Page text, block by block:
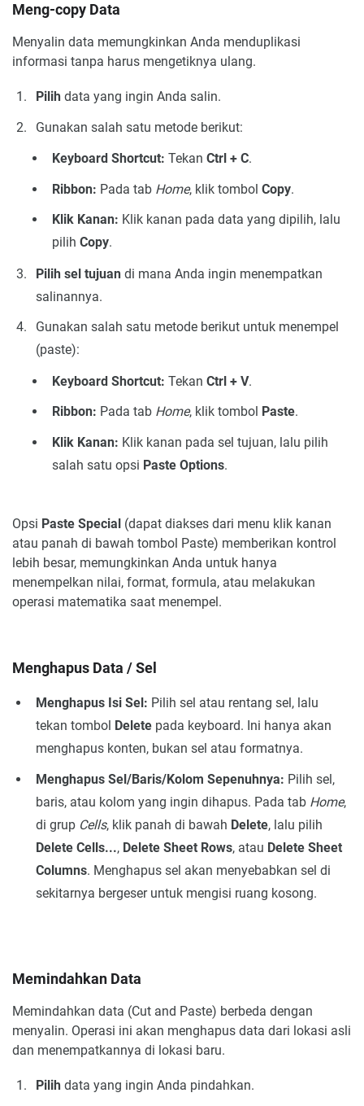
Meng-copy Data
Menyalin data memungkinkan Anda menduplikasi
informasi tanpa harus mengetiknya ulang.
Pilihdata yang ingin Anda salin.
Gunakan salah satu metode berikut:
Keyboard Shortcut: Tekan Ctrl + C.
Ribbon: Pada tab Home, klik tombol Copy.
Klik Kanan: Klik kanan pada data yang dipilih, lalu
pilih Copy.
Pilih sel tujuandi mana Anda ingin menempatkan
salinannya.
Gunakan salah satu metode berikut untuk menempel
(paste):
Keyboard Shortcut: Tekan Ctrl + V.
Ribbon: Pada tab Home, klik tombol Paste.
Klik Kanan: Klik kanan pada sel tujuan, lalu pilih
salah satu opsi Paste Options.
Opsi Paste Special (dapat diakses dari menu klik kanan
atau panah di bawah tombol Paste) memberikan kontrol
lebih besar, memungkinkan Anda untuk hanya
menempelkan nilai, format, formula, atau melakukan
operasi matematika saat menempel.
Menghapus Data / Sel
Menghapus Isi Sel: Pilih sel atau rentang sel, lalu
tekan tombol Deletepada keyboard. Ini hanya akan
menghapus konten, bukan sel atau formatnya.
Menghapus Sel/Baris/Kolom Sepenuhnya: Pilih sel,
baris, atau kolom yang ingin dihapus. Pada tab Home,
di grup Cells, klik panah di bawah Delete, lalu pilih
Delete Cells..., Delete Sheet Rows, atau Delete Sheet
Columns. Menghapus sel akan menyebabkan sel di
sekitarnya bergeser untuk mengisi ruang kosong.
Memindahkan Data
Memindahkan data (Cut and Paste) berbeda dengan
menyalin. Operasi ini akan menghapus data dari lokasi asli
dan menempatkannya di lokasi baru.
Pilihdata yang ingin Anda pindahkan.